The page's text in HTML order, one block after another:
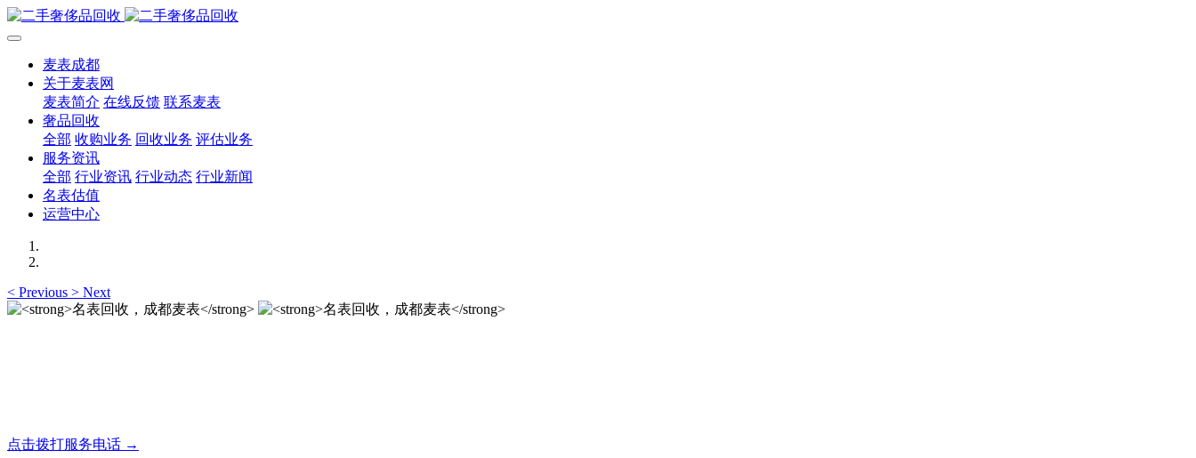
麦表成都
关于麦表网
麦表简介 在线反馈 联系麦表
奢品回收
全部 收购业务 回收业务 评估业务
服务资讯
全部 行业资讯 行业动态 行业新闻
名表估值
运营中心
< Previous > Next
点击拨打服务电话 →